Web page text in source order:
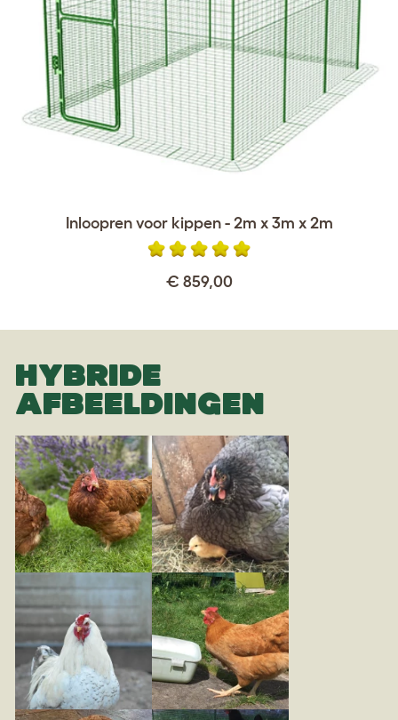
Inloopren voor kippen - 2m x 3m x 2m
€ 859,00
HYBRIDE
AFBEELDINGEN